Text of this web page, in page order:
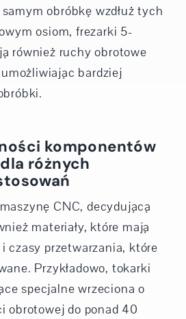
obróbkę wzdłuż tych
osiom, frezarki 5-
również ruchy obrotowe
umożliwiając bardziej
komponentów
różnych
CNC, decydującą
materiały, które mają
czasy przetwarzania, które
Przykładowo, tokarki
specjalne wrzeciona o
obrotowej do ponad 40